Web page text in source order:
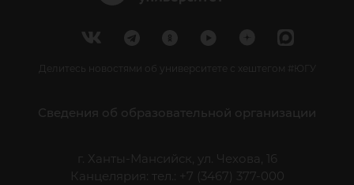
Делитесь новостями об университете с хештегом #ЮГУ
Сведения об образовательной организации
г. Ханты-Мансийск, ул. Чехова, 16
Канцелярия: тел.: +7 (3467) 377-000